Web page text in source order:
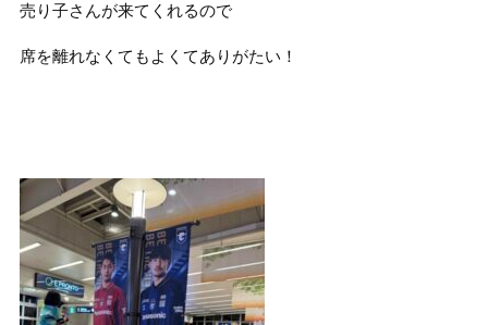
売り子さんが来てくれるので
席を離れなくてもよくてありがたい！